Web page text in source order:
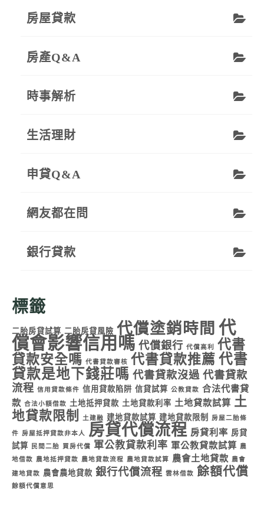
房屋貸款
房產Q&A
時事解析
生活理財
申貸Q&A
網友都在問
銀行貸款
標籤
二胎房貸試算 二胎房貸風險 代償塗銷時間 代
償會影響信用嗎 代償銀行 代償高利
代書
貸款安全嗎 代書貸款審核 代書貸款推薦 代書
貸款是地下錢莊嗎 代書貸款沒過 代書貸款
流程 信用貸款條件 信用貸款陷阱 信貸試算 公教貸款 合法代書貸
款 合法小額借款 土地抵押貸款 土地貸款利率 土地貸款試算 土
地貸款限制
土建融 建地貸款試算 建地貸款限制 房屋二胎條
件 房屋抵押貸款非本人 房貸代償流程 房貸利率 房貸
試算
民間二胎 買房代償 軍公教貸款利率 軍公教貸款試算
農
地借款
農地抵押貸款 農地貸款流程 農地貸款試算 農會土地貸款 農會
建地貸款 農會農地貸款 銀行代償流程 雲林借款 餘額代償
餘額代償意思